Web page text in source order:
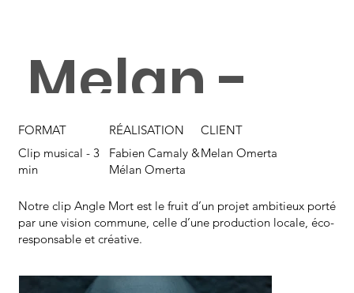
Melan -
Angle
Mort.
FORMAT
Clip musical - 3
min
RÉALISATION
Fabien Camaly &
Mélan Omerta
CLIENT
Melan Omerta
Notre clip Angle Mort est le fruit d’un projet ambitieux porté
par une vision commune, celle d’une production locale, éco-
responsable et créative.